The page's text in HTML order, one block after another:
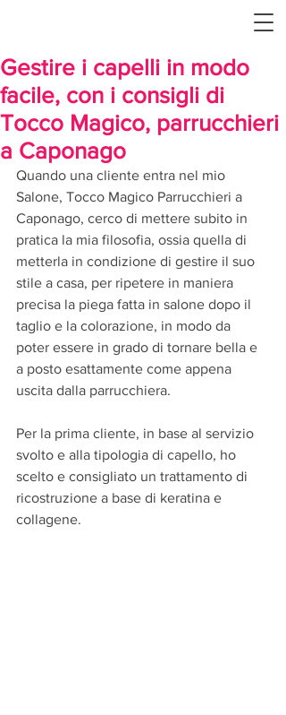
Gestire i capelli in modo
facile, con i consigli di
Tocco Magico, parrucchieri
a Caponago
Quando una cliente entra nel mio
Salone, Tocco Magico Parrucchieri a
Caponago, cerco di mettere subito in
pratica la mia filosofia, ossia quella di
metterla in condizione di gestire il suo
stile a casa, per ripetere in maniera
precisa la piega fatta in salone dopo il
taglio e la colorazione, in modo da
poter essere in grado di tornare bella e
a posto esattamente come appena
uscita dalla parrucchiera.
Per la prima cliente, in base al servizio
svolto e alla tipologia di capello, ho
scelto e consigliato un trattamento di
ricostruzione a base di keratina e
collagene.